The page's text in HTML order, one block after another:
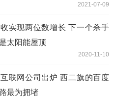
2021-07-09
实现两位数增长 下一个杀手
太阳能屋顶
2020-11-10
联网公司出炉 西二旗的百度
最为拥堵